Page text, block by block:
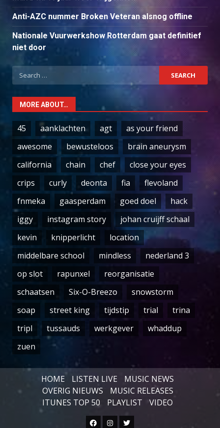
Anti-AZC nummer Broken Veteran alsnog offline
Nationale Vuurwerkshow Rotterdam gaat definitief
niet door
Search
for:
MORE ABOUT…
45 aanklachten agt
as your friend
awesome
bewusteloos
brain aneurysm
california
chain chef
close your eyes
crips
curly deonta fia
flevoland
fnmeka
gaasperdam goed doel
hack
iggy
instagram story
johan cruijff schaal
kevin
knipperlicht
location
middelbare school
mindless
nederland 3
op slot
rapunxel
reorganisatie
schaatsen
Six-O-Breezo
snowstorm
soap
street king tijdstip trial
trina
tripl
tussauds werkgever
whaddup
zuen
HOME LISTEN LIVE
MUSIC NEWS
OVERIG NIEUWS
MUSIC RELEASES
ITUNES TOP 50
PLAYLIST VIDEO
Facebook
Instagram
Twitter